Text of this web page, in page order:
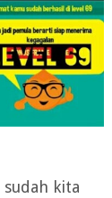
sudah kita